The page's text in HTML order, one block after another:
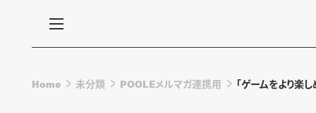
Home 未分類 POOLEメルマガ連携用 「ゲームをより楽